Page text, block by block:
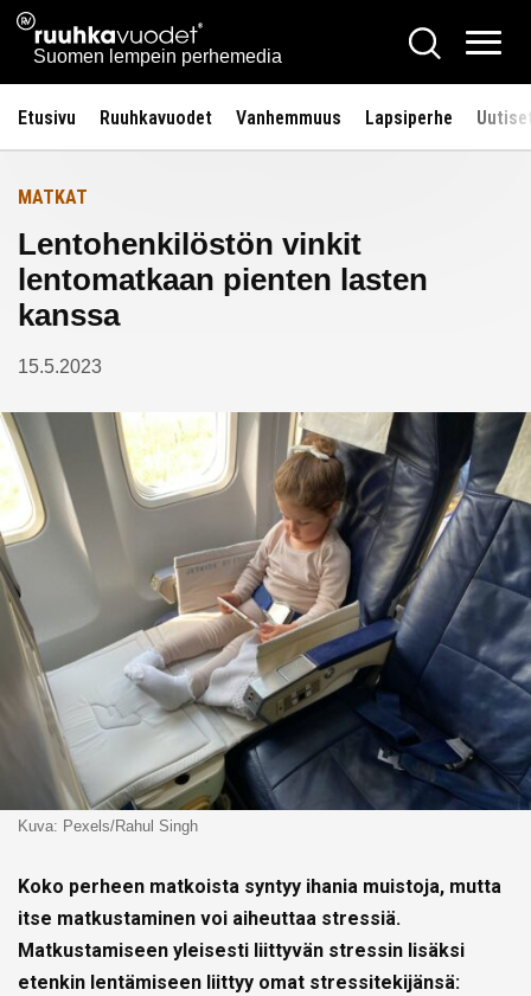
Siirry
sisältöön
Ruuhkavuodet.fi
Suomen lempein perhemedia
Hae
Etusivu Ruuhkavuodet Vanhemmuus Lapsiperhe
Etusivulle
MATKAT
Lentohenkilöstön vinkit
lentomatkaan pienten lasten
kanssa
15.5.2023
Kuva: Pexels/Rahul Singh
Koko perheen matkoista syntyy ihania muistoja, mutta
itse matkustaminen voi aiheuttaa stressiä.
Matkustamiseen yleisesti liittyvän stressin lisäksi
etenkin lentämiseen liittyy omat stressitekijänsä: